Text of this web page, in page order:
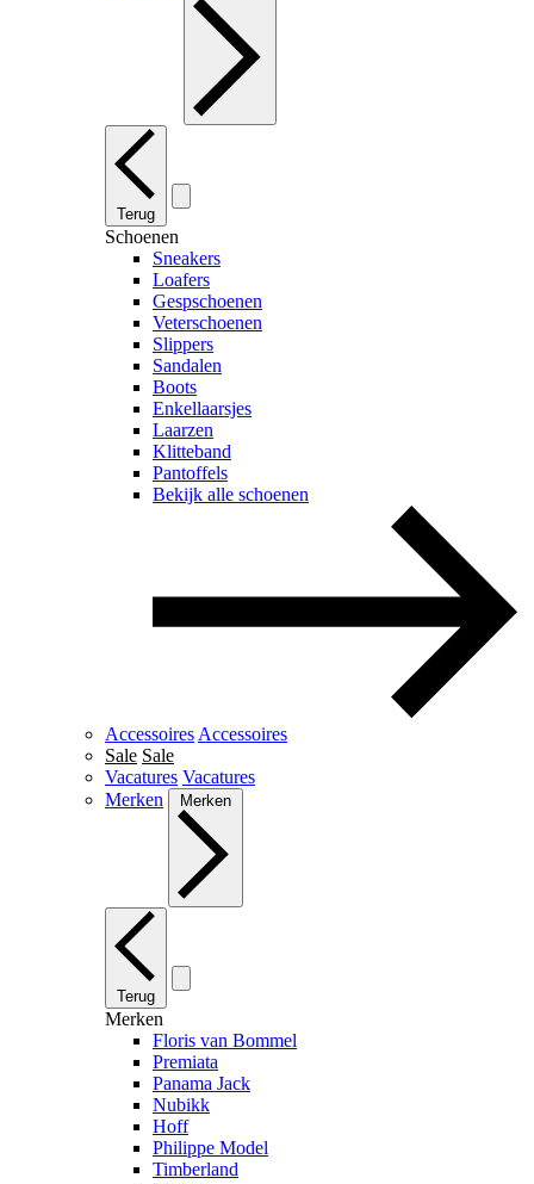
Terug
Schoenen
Sneakers
Loafers
Gespschoenen
Veterschoenen
Slippers
Sandalen
Boots
Enkellaarsjes
Laarzen
Klitteband
Pantoffels
Bekijk alle schoenen
Accessoires Accessoires
Sale Sale
Vacatures Vacatures
Merken
Merken
Terug
Merken
Floris van Bommel
Premiata
Panama Jack
Nubikk
Hoff
Philippe Model
Timberland